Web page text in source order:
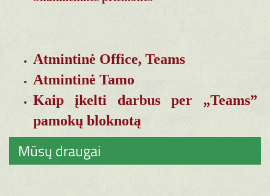
Atmintinė Office, Teams
Atmintinė Tamo
Kaip įkelti darbus per „Teams”
pamokų bloknotą
Mūsų draugai